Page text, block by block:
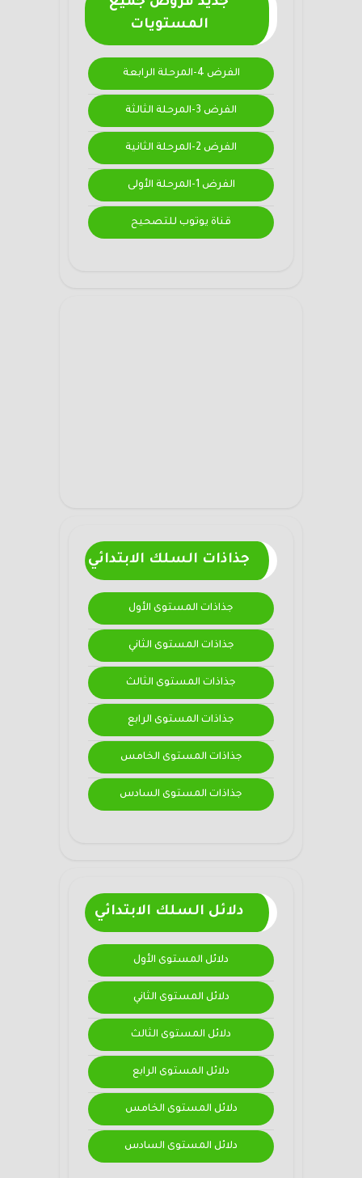
المستويات
الفرض 4-المرحلة الرابعة
الفرض 3-المرحلة الثالثة
الفرض 2-المرحلة الثانية
الفرض 1-المرحلة الأولى
قناة يوتوب للتصحيح
جذاذات السلك الابتدائي
جذاذات المستوى الأول
جذاذات المستوى الثاني
جذاذات المستوى الثالث
جذاذات المستوى الرابع
جذاذات المستوى الخامس
جذاذات المستوى السادس
دلائل السلك الابتدائي
دلائل المستوى الأول
دلائل المستوى الثاني
دلائل المستوى الثالث
دلائل المستوى الرابع
دلائل المستوى الخامس
دلائل المستوى السادس